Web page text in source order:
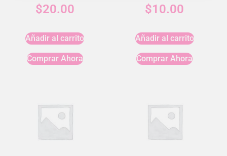
$20.00
Añadir al carrito
Comprar Ahora
$10.00
Añadir al carrito
Comprar Ahora